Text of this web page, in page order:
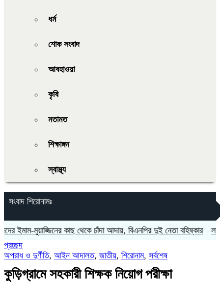
ধর্ম
শোক সংবাদ
আবহাওয়া
কৃষি
মতামত
শিক্ষাঙ্গন
স্বাস্থ্য
সংবাদ শিরোনামঃ
মুয়াজ্জিনের কাছ থেকে চাঁদা আদায়, বিএনপির দুই নেতা বহিষ্কার ‎লাল ফিতা
প্রচ্ছদ
অপরাধ ও দুর্ণীতি, আইন আদালত, জাতীয়, শিরোনাম, সর্বশেষ
কুড়িগ্রামে সহকারী শিক্ষক নিয়োগ পরীক্ষা